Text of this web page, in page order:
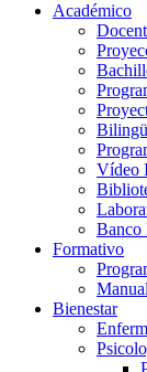
Académico
Vídeo
Banco
Formativo
Bienestar